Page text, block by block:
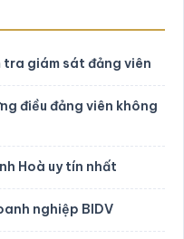
tra giám sát đảng viên
điều đảng viên không
Hoà uy tín nhất
nghiệp BIDV